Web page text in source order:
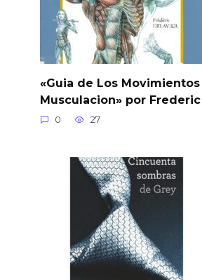
«Guia de Los
Musculacion» por
0 27